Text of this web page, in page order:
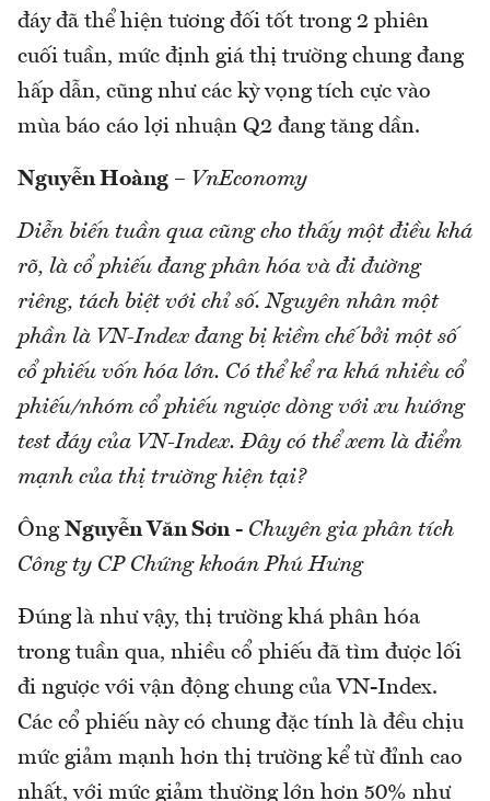
đáy đã thể hiện tương đối tốt trong 2 phiên
cuối tuần, mức định giá thị trường chung đang
hấp dẫn, cũng như các kỳ vọng tích cực vào
mùa báo cáo lợi nhuận Q2 đang tăng dần.
Nguyễn Hoàng – VnEconomy
Diễn biến tuần qua cũng cho thấy một điều khá
rõ, là cổ phiếu đang phân hóa và đi đường
riêng, tách biệt với chỉ số. Nguyên nhân một
phần là VN-Index đang bị kiềm chế bởi một số
cổ phiếu vốn hóa lớn. Có thể kể ra khá nhiều cổ
phiếu/nhóm cổ phiếu ngược dòng với xu hướng
test đáy của VN-Index. Đây có thể xem là điểm
mạnh của thị trường hiện tại?
Ông Nguyễn Văn Sơn- Chuyên gia phân tích
Công ty CP Chứng khoán Phú Hưng
Đúng là như vậy, thị trường khá phân hóa
trong tuần qua, nhiều cổ phiếu đã tìm được lối
đi ngược với vận động chung của VN-Index.
Các cổ phiếu này có chung đặc tính là đều chịu
mức giảm mạnh hơn thị trường kể từ đỉnh cao
nhất, với mức giảm thường lớn hơn 50% như